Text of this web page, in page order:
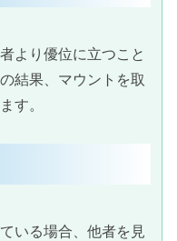
より優位に立つこと
結果、マウントを取
す。
いる場合、他者を見